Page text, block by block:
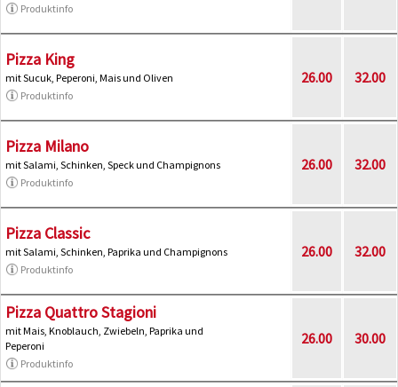
Produktinfo
Pizza King
mit Sucuk, Peperoni, Mais und Oliven
Produktinfo
26.00 32.00
Pizza Milano
mit Salami, Schinken, Speck und Champignons
Produktinfo
26.00 32.00
Pizza Classic
mit Salami, Schinken, Paprika und Champignons
Produktinfo
26.00 32.00
Pizza Quattro Stagioni
mit Mais, Knoblauch, Zwiebeln, Paprika und
Peperoni
Produktinfo
26.00 30.00